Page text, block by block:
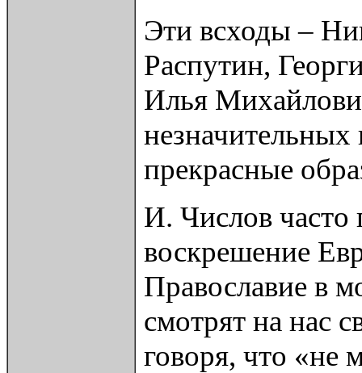
Эти всходы –
Распутин,
Илья
незначительных
прекрасные
И. Числов часто
воскрешение
Православие в
смотрят на нас
говоря, что «не